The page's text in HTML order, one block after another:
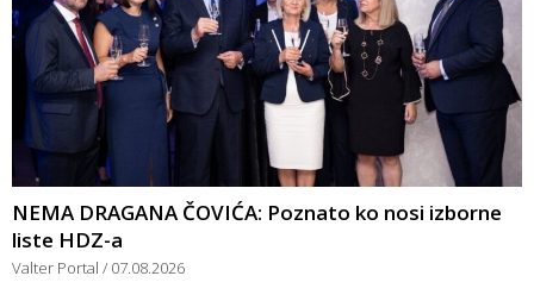
NEMA DRAGANA ČOVIĆA: Poznato ko nosi izborne
liste HDZ-a
Valter Portal 07.08.2026